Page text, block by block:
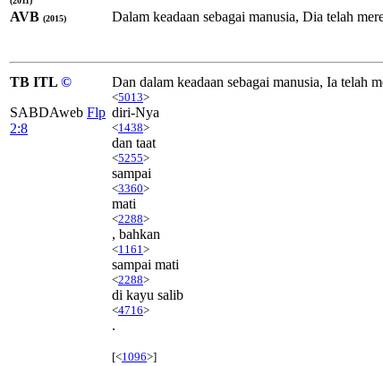
AVB (2015) Dalam keadaan sebagai manusia, Dia telah
TB ITL ©
SABDAweb Flp
2:8
Dan dalam keadaan sebagai manusia, Ia telah
<5013>
diri-Nya
<1438>
dan taat
<5255>
sampai
<3360>
mati
<2288>
, bahkan
<1161 >
sampai mati
<2288>
di kayu salib
<4716>
.
[<1096>]